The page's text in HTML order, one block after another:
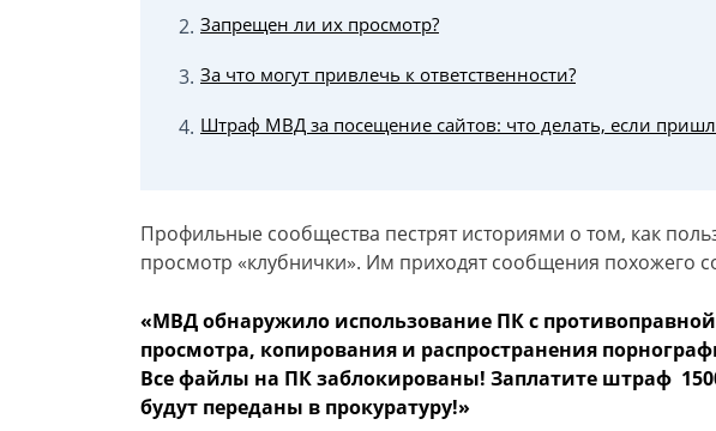
Запрещен ли их просмотр?
За что могут привлечь к ответственности?
Штраф МВД за посещение сайтов: что делать, если
Профильные сообщества пестрят историями о том, как
просмотр «клубнички». Им приходят сообщения похожего
«МВД обнаружило использование ПК с
просмотра, копирования и распространения
Все файлы на ПК заблокированы! Заплатите штраф
будут переданы в прокуратуру!»